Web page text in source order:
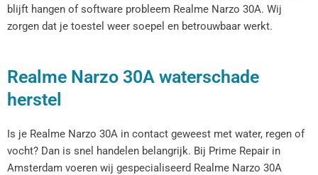
blijft hangen of software probleem Realme Narzo 30A. Wij
zorgen dat je toestel weer soepel en betrouwbaar werkt.
Realme Narzo 30A waterschade
herstel
Is je Realme Narzo 30A in contact geweest met water, regen of
vocht? Dan is snel handelen belangrijk. Bij Prime Repair in
Amsterdam voeren wij gespecialiseerd Realme Narzo 30A